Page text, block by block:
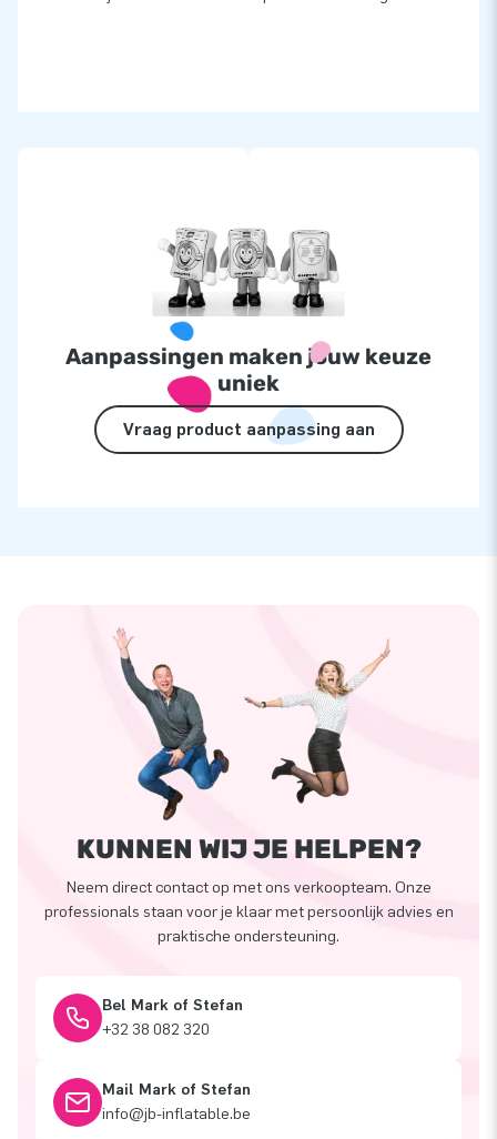
Aanpassingen maken jouw keuze
uniek
Vraag product aanpassing aan
KUNNEN WIJ JE HELPEN?
Neem direct contact op met ons verkoopteam. Onze
professionals staan voor je klaar met persoonlijk advies en
praktische ondersteuning.
Bel Mark of Stefan
+32 38 082 320
Mail Mark of Stefan
info@jb-inflatable.be